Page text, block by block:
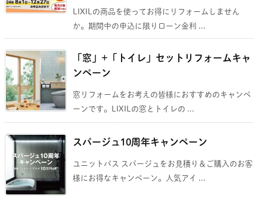
LIXILの商品を使ってお得にリフォームしません
か。期間中の申込に限りローン金利 ...
「窓」+「トイレ」セットリフォームキャ
ンペーン
窓リフォームをお考えの皆様におすすめのキャンペ
ーンです。LIXILの窓とトイレの ...
スパージュ10周年キャンペーン
ユニットバス スパージュをお見積り＆ご購入のお客
様にお得なキャンペーン。人気アイ ...